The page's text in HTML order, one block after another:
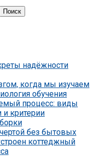
Поиск
надёжности
когда мы изучаем
обучения
процесс: виды
и критерии
без бытовых
коттеджный